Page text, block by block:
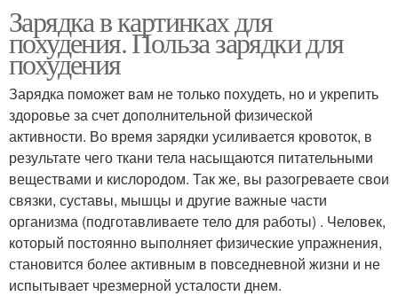
Зарядка в картинках для
похудения. Польза зарядки для
похудения
Зарядка поможет вам не только похудеть, но и укрепить
здоровье за счет дополнительной физической
активности. Во время зарядки усиливается кровоток, в
результате чего ткани тела насыщаются питательными
веществами и кислородом. Так же, вы разогреваете свои
связки, суставы, мышцы и другие важные части
организма (подготавливаете тело для работы) . Человек,
который постоянно выполняет физические упражнения,
становится более активным в повседневной жизни и не
испытывает чрезмерной усталости днем.